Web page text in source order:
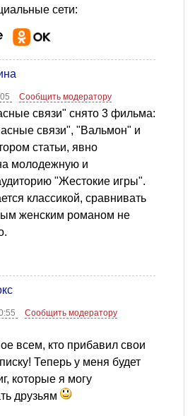
сети:
Сообщить модератору
связи" снято 3 фильма:
связи", "Вальмон" и
статьи, явно
молодежную и
"Жестокие игры".
классикой, сравнивать
женским романом не
Сообщить модератору
всем, кто прибавил свои
Теперь у меня будет
которые я могу
друзьям